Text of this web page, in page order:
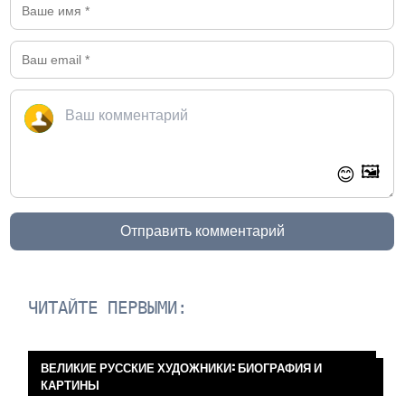
😊 🖼️
Отправить комментарий
ЧИТАЙТЕ ПЕРВЫМИ:
ВЕЛИКИЕ РУССКИЕ ХУДОЖНИКИ: БИОГРАФИЯ И
КАРТИНЫ